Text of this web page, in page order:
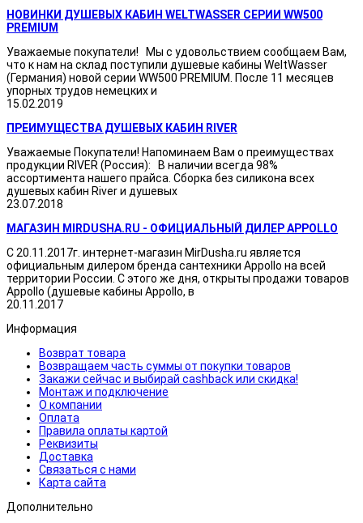
НОВИНКИ ДУШЕВЫХ КАБИН WELTWASSER СЕРИИ WW500
PREMIUM
Уважаемые покупатели! Мы с удовольствием сообщаем Вам,
что к нам на склад поступили душевые кабины WeltWasser
(Германия) новой серии WW500 PREMIUM. После 11 месяцев
упорных трудов немецких и
15.02.2019
ПРЕИМУЩЕСТВА ДУШЕВЫХ КАБИН RIVER
Уважаемые Покупатели! Напоминаем Вам о преимуществах
продукции RIVER (Россия): В наличии всегда 98%
ассортимента нашего прайса. Сборка без силикона всех
душевых кабин River и душевых
23.07.2018
МАГАЗИН MIRDUSHA.RU - ОФИЦИАЛЬНЫЙ ДИЛЕР APPOLLO
С 20.11.2017г. интернет-магазин MirDusha.ru является
официальным дилером бренда сантехники Appollo на всей
территории России. С этого же дня, открыты продажи товаров
Appollo (душевые кабины Appollo, в
20.11.2017
Информация
Возврат товара
Возвращаем часть суммы от покупки товаров
Закажи сейчас и выбирай cashback или скидка!
Монтаж и подключение
О компании
Оплата
Правила оплаты картой
Реквизиты
Доставка
Связаться с нами
Карта сайта
Дополнительно